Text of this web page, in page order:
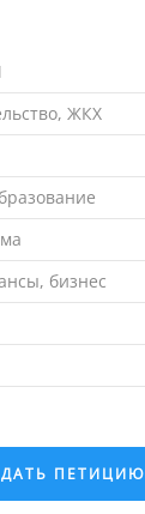
ЖКХ
бизнес
ПЕТИЦИЮ